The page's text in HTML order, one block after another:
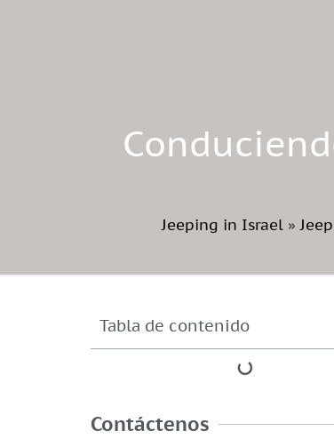
Jeeping in Israel »
Tabla de contenido
Contáctenos